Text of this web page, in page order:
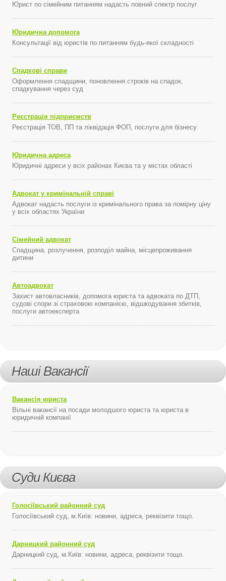
Юрист по сімейним питанням надасть повний спектр послуг
Юридична допомога
Консультації від юристів по питанням будь-якої складності
Спадкові справи
Оформлення спадщини, поновлення строків на спадок,
спадкування через суд
Реєстрація підприємств
Реєстрація ТОВ, ПП та ліквідація ФОП, послуги для бізнесу
Юридична адреса
Юридичні адреси у всіх районах Києва та у містах області
Адвокат у кримінальній справі
Адвокат надасть послуги із кримінального права за помірну ціну
у всіх областях України
Сімейний адвокат
Спадщина, розлучення, розподіл майна, місцепроживання
дитини
Автоадвокат
Захист автовласників, допомога юриста та адвоката по ДТП,
судові спори зі страховою компанією, відшкодування збитків,
послуги автоексперта
Наші Вакансії
Вакансія юриста
Вільні вакансії на посади молодшого юриста та юриста в
юридичній компанії
Суди Києва
Голосіївський районний суд
Голосіївський суд, м.Київ: новини, адреса, реквізити тощо.
Дарницкий районний суд
Дарницкий суд, м.Київ: новини, адреса, реквізити тощо.